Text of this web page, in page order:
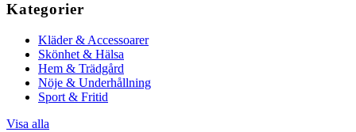
Kategorier
Kläder & Accessoarer
Skönhet & Hälsa
Hem & Trädgård
Nöje & Underhållning
Sport & Fritid
Visa alla